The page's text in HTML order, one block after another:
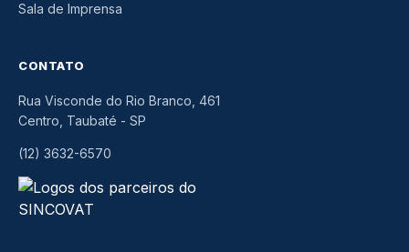
Sala de Imprensa
CONTATO
Rua Visconde do Rio Branco, 461
Centro, Taubaté - SP
(12) 3632-6570